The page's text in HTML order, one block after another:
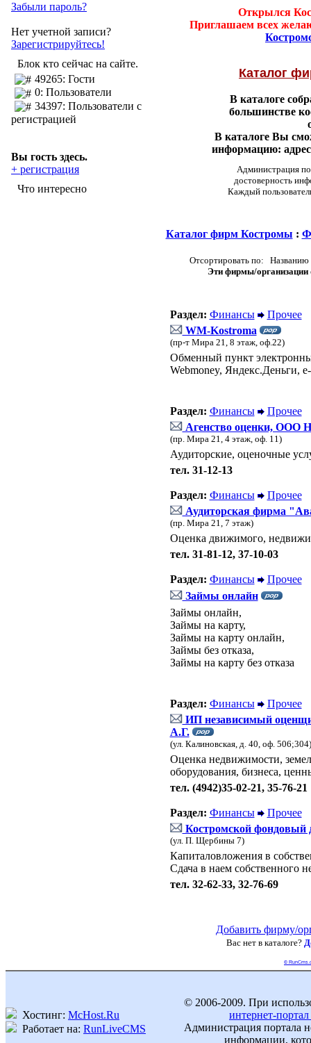
Забыли пароль?
Нет учетной записи?
Зарегистрируйтесь!
Блок кто сейчас на сайте.
49265: Гости
0: Пользователи
34397: Пользователи с
регистрацией
Вы гость здесь.
+ регистрация
Что интересно
Открылся
Приглашаем всех
Каталог
В каталоге
большинстве
В каталоге Вы
информацию:
Администрация
достоверность
Каждый
Каталог фирм Костромы :
Отсортировать по: Названию
Эти фирмы/организации
Раздел: Финансы
Прочее
WM-Kostroma
(пр-т Мира 21, 8 этаж, оф.22)
Обменный пункт
Webmoney, Яндекс.Деньги,
Раздел: Финансы
Прочее
Агенство оценки, ООО
(пр. Мира 21, 4 этаж, оф. 11)
Аудиторские, оценочные
тел. 31-12-13
Раздел: Финансы
Прочее
Аудиторская фирма
(пр. Мира 21, 7 этаж)
Оценка движимого,
тел. 31-81-12, 37-10-03
Раздел: Финансы
Прочее
Займы онлайн
Займы онлайн,
Займы на карту,
Займы на карту онлайн,
Займы без отказа,
Займы на карту без отказа
Раздел: Финансы
Прочее
ИП независимый
А.Г.
(ул. Калиновская, д. 40, оф. 506;304)
Оценка недвижимости,
оборудования, бизнеса,
тел. (4942)35-02-21, 35-76-21
Раздел: Финансы
Прочее
Костромской фондовый
(ул. П. Щербины 7)
Капиталовложения в
Сдача в наем собственного
тел. 32-62-33, 32-76-69
Добавить фирму/
Вас нет в каталоге?
©
Хостинг: McHost.Ru
Работает на: RunLiveCMS
© 2006-2009. При
интернет-
Администрация портала
информации,